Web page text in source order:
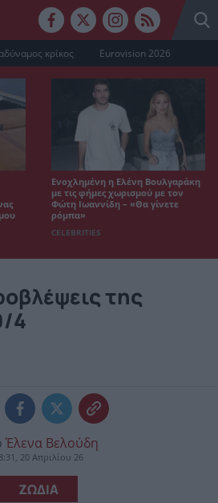
κρίκος Eurovision 2026
Ενοχλημένη η Ελένη Βουλγαράκη
με τις φήμες χωρισμού με τον
Φώτη Ιωαννίδη – «Θα γίνετε
ρόμπα»
CELEBRITIES
της
4
Έλενα Βελούδη
20 Απριλίου 26
ΖΩΔΙΑ